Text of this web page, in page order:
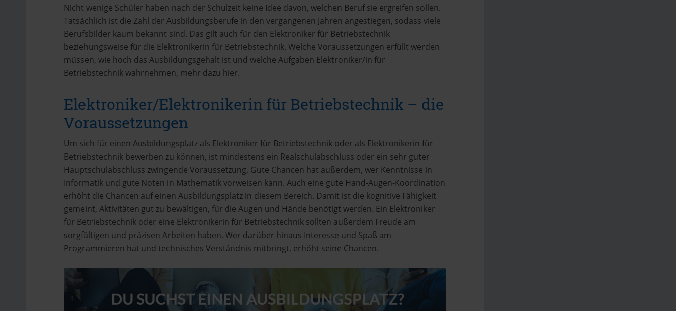
Nicht wenige Schüler haben nach der Schulzeit keine Idee davon, welchen Beruf sie ergreifen sollen.
Tatsächlich ist die Zahl der Ausbildungsberufe in den vergangenen Jahren angestiegen, sodass viele
Berufsbilder kaum bekannt sind. Das gilt auch für den Elektroniker für Betriebstechnik
beziehungsweise für die Elektronikerin für Betriebstechnik. Welche Voraussetzungen erfüllt werden
müssen, wie hoch das Ausbildungsgehalt ist und welche Aufgaben Elektroniker/in für
Betriebstechnik wahrnehmen, mehr dazu hier.
Elektroniker/Elektronikerin für Betriebstechnik – die
Voraussetzungen
Um sich für einen Ausbildungsplatz als Elektroniker für Betriebstechnik oder als Elektronikerin für
Betriebstechnik bewerben zu können, ist mindestens ein Realschulabschluss oder ein sehr guter
Hauptschulabschluss zwingende Voraussetzung. Gute Chancen hat außerdem, wer Kenntnisse in
Informatik und gute Noten in Mathematik vorweisen kann. Auch eine gute Hand-Augen-Koordination
erhöht die Chancen auf einen Ausbildungsplatz in diesem Bereich. Damit ist die kognitive Fähigkeit
gemeint, Aktivitäten gut zu bewältigen, für die Augen und Hände benötigt werden. Ein Elektroniker
für Betriebstechnik oder eine Elektronikerin für Betriebstechnik sollten außerdem Freude am
sorgfältigen und präzisen Arbeiten haben. Wer darüber hinaus Interesse und Spaß am
Programmieren hat und technisches Verständnis mitbringt, erhöht seine Chancen.